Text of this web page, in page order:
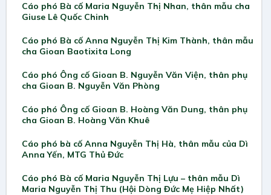
Cáo phó Bà cố Maria Nguyễn Thị Nhan, thân mẫu cha
Giuse Lê Quốc Chinh
Cáo phó Bà cố Anna Nguyễn Thị Kim Thành, thân mẫu
cha Gioan Baotixita Long
Cáo phó Ông cố Gioan B. Nguyễn Văn Viện, thân phụ
cha Gioan B. Nguyễn Văn Phòng
Cáo phó Ông cố Gioan B. Hoàng Văn Dung, thân phụ
cha Gioan B. Hoàng Văn Khuê
Cáo phó bà cố Anna Nguyễn Thị Hà, thân mẫu của Dì
Anna Yến, MTG Thủ Đức
Cáo phó Bà cố Maria Nguyễn Thị Lựu – thân mẫu Dì
Maria Nguyễn Thị Thu (Hội Dòng Đức Mẹ Hiệp Nhất)